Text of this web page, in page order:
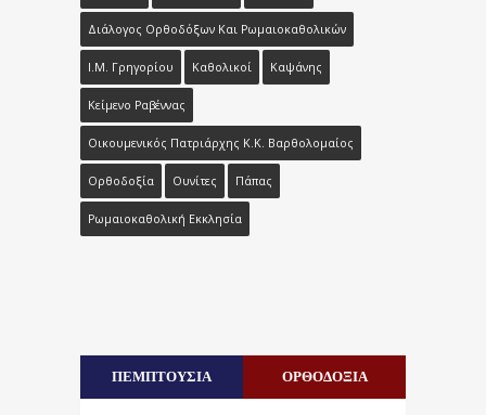
Διάλογος Ορθοδόξων Και Ρωμαιοκαθολικών
Ι.Μ. Γρηγορίου Καθολικοί Καψάνης
Κείμενο Ραβέννας
Οικουμενικός Πατριάρχης Κ.κ. Βαρθολομαίος
Ορθοδοξία Ουνίτες Πάπας
Ρωμαιοκαθολική Εκκλησία
ΠΕΜΠΤΟΥΣΙΑ ΟΡΘΟΔΟΞΙΑ